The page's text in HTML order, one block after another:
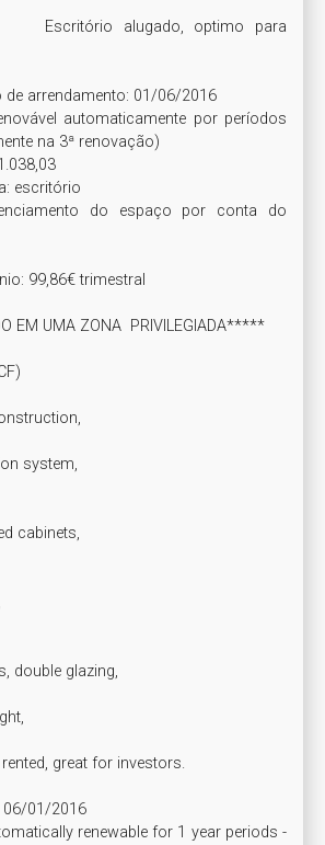
Escritório alugado, optimo para
arrendamento: 01/06/2016
automaticamente por períodos
na 3ª renovação)
escritório
do espaço por conta do
99,86€ trimestral
EM UMA ZONA  PRIVILEGIADA*****
system,
cabinets,
double glazing,
great for investors.
06/01/2016
renewable for 1 year periods -